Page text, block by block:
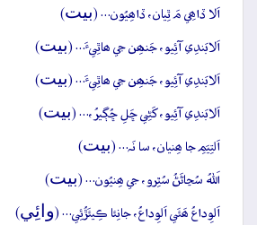
اَلا ڏاھِي مَ ٿِيان، ڏاھِيُون… (بيت)
اَلابَندِي آئِيو، جَنھِن جي ھاٿِيءَ… (بيت)
اَلابَندِي آئِيو، جَنھِن جي ھاٿِيءَ… (بيت)
اَلابَندِي آئِيو، کَڻِي ڇَلِ ڇُڳيرُ،… (بيت)
اَلتِيَمِ جا ھِنيان، سا نَہ… (بيت)
اَللہُ سُڃاڻَڻُ سُٿِرو، جي ھِنيُون… (بيت)
اَلوِداعُ ھَئَي اَلوِداعُ، جانِئا ڪِيئَڙُئِي… (وائِي)